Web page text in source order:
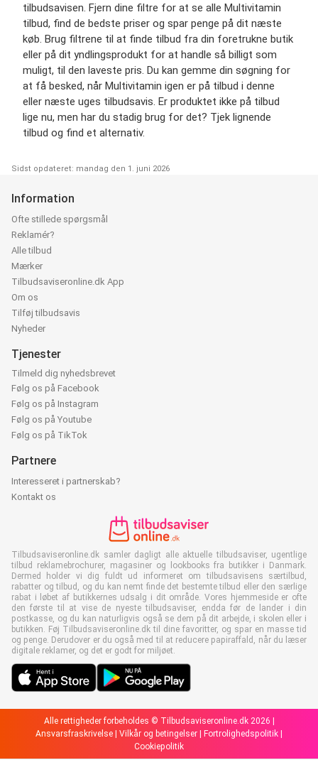
tilbudsavisen. Fjern dine filtre for at se alle Multivitamin
tilbud, find de bedste priser og spar penge på dit næste
køb. Brug filtrene til at finde tilbud fra din foretrukne butik
eller på dit yndlingsprodukt for at handle så billigt som
muligt, til den laveste pris. Du kan gemme din søgning for
at få besked, når Multivitamin igen er på tilbud i denne
eller næste uges tilbudsavis. Er produktet ikke på tilbud
lige nu, men har du stadig brug for det? Tjek lignende
tilbud og find et alternativ.
Sidst opdateret: mandag den 1. juni 2026
Information
Ofte stillede spørgsmål
Reklamér?
Alle tilbud
Mærker
Tilbudsaviseronline.dk App
Om os
Tilføj tilbudsavis
Nyheder
Tjenester
Tilmeld dig nyhedsbrevet
Følg os på Facebook
Følg os på Instagram
Følg os på Youtube
Følg os på TikTok
Partnere
Interesseret i partnerskab?
Kontakt os
Tilbudsaviseronline.dk samler dagligt alle aktuelle tilbudsaviser, ugentlige
tilbud reklamebrochurer, magasiner og lookbooks fra butikker i Danmark.
Dermed holder vi dig fuldt ud informeret om tilbudsavisens særtilbud,
rabatter og tilbud, og du kan nemt finde det bestemte tilbud eller den særlige
rabat i løbet af butikkernes udsalg i dit område. Vores hjemmeside er ofte
den første til at vise de nyeste tilbudsaviser, endda før de lander i din
postkasse, og du kan naturligvis også se dem på dit arbejde, i skolen eller i
butikken. Føj Tilbudsaviseronline.dk til dine favoritter, og spar en masse tid
og penge. Derudover er du også med til at reducere papiraffald, når du læser
digitale reklamer, og det er godt for miljøet.
Alle rettigheder forbeholdes © Tilbudsaviseronline.dk 2026 |
Ansvarsfraskrivelse | Vilkår og betingelser | Fortrolighedspolitik |
Cookiepolitik